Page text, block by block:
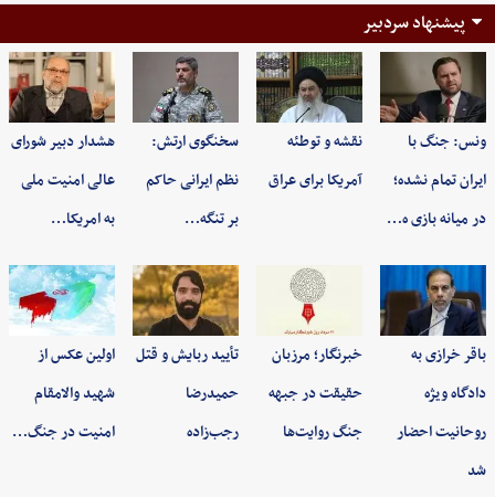
پیشنهاد سردبیر
ونس: جنگ با
ایران تمام نشده؛
در میانه بازی ه…
نقشه و توطئه
آمریکا برای عراق
سخنگوی ارتش:
نظم ایرانی حاکم
بر تنگه…
هشدار دبیر شورای
عالی امنیت ملی
به امریکا…
باقر خرازی به
دادگاه ویژه
روحانیت احضار
شد
خبرنگار؛ مرزبان
حقیقت در جبهه
جنگ روایت‌ها
تأیید ربایش و قتل
حمیدرضا
رجب‌زاده
اولین عکس از
شهید والامقام
امنیت در جنگ…